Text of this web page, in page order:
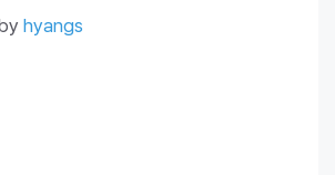
hyangs